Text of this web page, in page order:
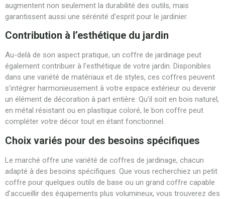
augmentent non seulement la durabilité des outils, mais
garantissent aussi une sérénité d’esprit pour le jardinier.
Contribution à l’esthétique du jardin
Au-delà de son aspect pratique, un coffre de jardinage peut
également contribuer à l’esthétique de votre jardin. Disponibles
dans une variété de matériaux et de styles, ces coffres peuvent
s’intégrer harmonieusement à votre espace extérieur ou devenir
un élément de décoration à part entière. Qu’il soit en bois naturel,
en métal résistant ou en plastique coloré, le bon coffre peut
compléter votre décor tout en étant fonctionnel.
Choix variés pour des besoins spécifiques
Le marché offre une variété de coffres de jardinage, chacun
adapté à des besoins spécifiques. Que vous recherchiez un petit
coffre pour quelques outils de base ou un grand coffre capable
d’accueillir des équipements plus volumineux, vous trouverez des